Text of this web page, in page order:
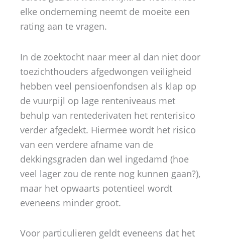
elke onderneming neemt de moeite een
rating aan te vragen.
In de zoektocht naar meer al dan niet door
toezichthouders afgedwongen veiligheid
hebben veel pensioenfondsen als klap op
de vuurpijl op lage renteniveaus met
behulp van rentederivaten het renterisico
verder afgedekt. Hiermee wordt het risico
van een verdere afname van de
dekkingsgraden dan wel ingedamd (hoe
veel lager zou de rente nog kunnen gaan?),
maar het opwaarts potentieel wordt
eveneens minder groot.
Voor particulieren geldt eveneens dat het